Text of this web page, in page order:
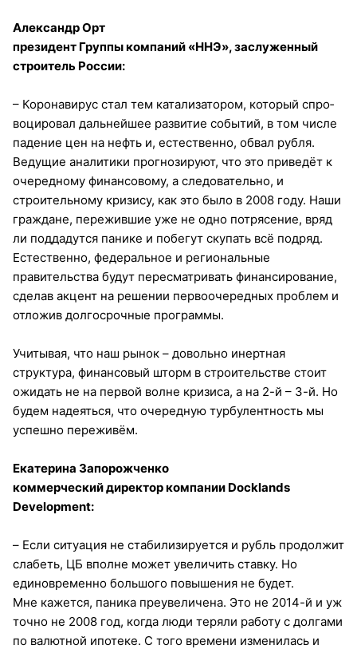
Александр Орт
президент Группы компаний «ННЭ», заслуженный
строитель России:
– Коронавирус стал тем ката­ли­за­то­ром, который спро­
воцировал дальнейшее развитие событий, в том числе
падение цен на нефть и, естественно, обвал рубля.
Ведущие аналитики прогнозируют, что это приведёт к
очередному финансовому, а следовательно, и
строительному кризису, как это было в 2008 году. Наши
граждане, пережившие уже не одно потрясение, вряд
ли поддадутся панике и побегут скупать всё подряд.
Естественно, федеральное и региональные
правительства будут пересматривать финансирование,
сделав акцент на решении первоочередных проблем и
отложив долгосрочные программы.
Учитывая, что наш рынок – довольно инертная
структура, финансовый шторм в строительстве стоит
ожидать не на первой волне кризиса, а на 2-й – 3-й. Но
будем надеяться, что очередную турбулентность мы
успешно переживём.
Екатерина Запорожченко
коммерческий директор компании Docklands
Development:
– Если ситуация не стабилизируется и рубль продолжит
слабеть, ЦБ вполне может увеличить ставку. Но
единовременно большого повышения не будет.
Мне кажется, паника преувеличена. Это не 2014-й и уж
точно не 2008 год, когда люди теряли работу с долгами
по валютной ипотеке. С того времени изменилась и